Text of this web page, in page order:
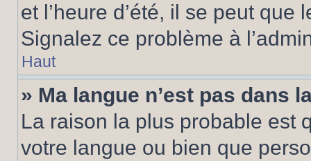
et l’heure d’été, il se peut que
Signalez ce problème à
Haut
» Ma langue n’est pas dans
La raison la plus probable est
votre langue ou bien que